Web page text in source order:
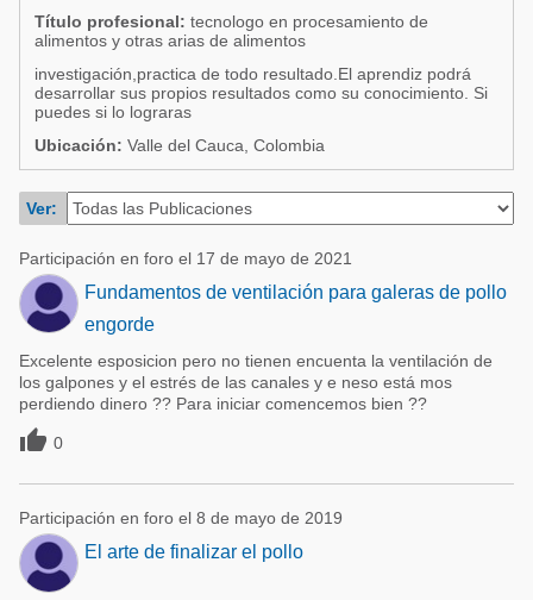
Avicultura
Porcicultura
Balanceados - Piensos
Micotoxinas
Avicultura
Porcicultura
Ganadería
Lechería
Título profesional: tecnologo en procesamiento de
alimentos y otras arias de alimentos
investigación,practica de todo resultado.El aprendiz podrá
desarrollar sus propios resultados como su conocimiento. Si
puedes si lo lograras
Ubicación: Valle del Cauca, Colombia
Ver:
Participación en foro el 17 de mayo de 2021
Fundamentos de ventilación para galeras de pollo
engorde
Excelente esposicion pero no tienen encuenta la ventilación de
los galpones y el estrés de las canales y e neso está mos
perdiendo dinero ?? Para iniciar comencemos bien ??
 0
Participación en foro el 8 de mayo de 2019
El arte de finalizar el pollo